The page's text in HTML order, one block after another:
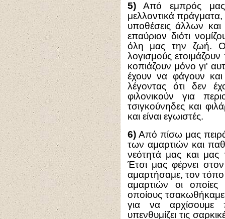
5)Από εμπρός μας
μελλοντικά
υποθέσεις άλλων
επαύριον διότι
όλη μας την ζωή.
λογισμούς
κοπιάζουν μόνο γι'
έχουν να φάγουν
λέγοντας ότι δεν
φιλονικούν για
τσιγκούνηδες και
και είναι εγωιστές.
6)Από πίσω μας
των αμαρτιών και
νεότητά μας και μας
Έτσι μας φέρνει
αμαρτήσαμε, τον τόπο
αμαρτιών οι
οποίους
για να
υπενθυμίζει τις